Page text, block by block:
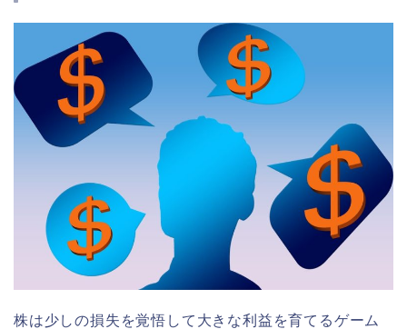
株は少しの損失を覚悟して大きな利益を育てるゲーム